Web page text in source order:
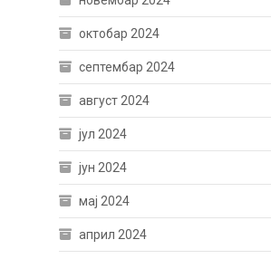
октобар 2024
септембар 2024
август 2024
јул 2024
јун 2024
мај 2024
април 2024